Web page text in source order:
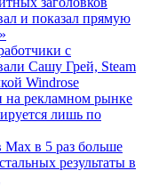
и показал прямую
с
Сашу Грей, Steam
Windrose
на рекламном рынке
лишь по
в 5 раз больше
результаты в